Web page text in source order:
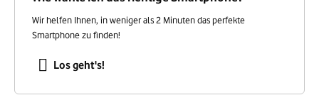
Wir helfen Ihnen, in weniger als 2 Minuten das perfekte
Smartphone zu finden!
Los geht's!